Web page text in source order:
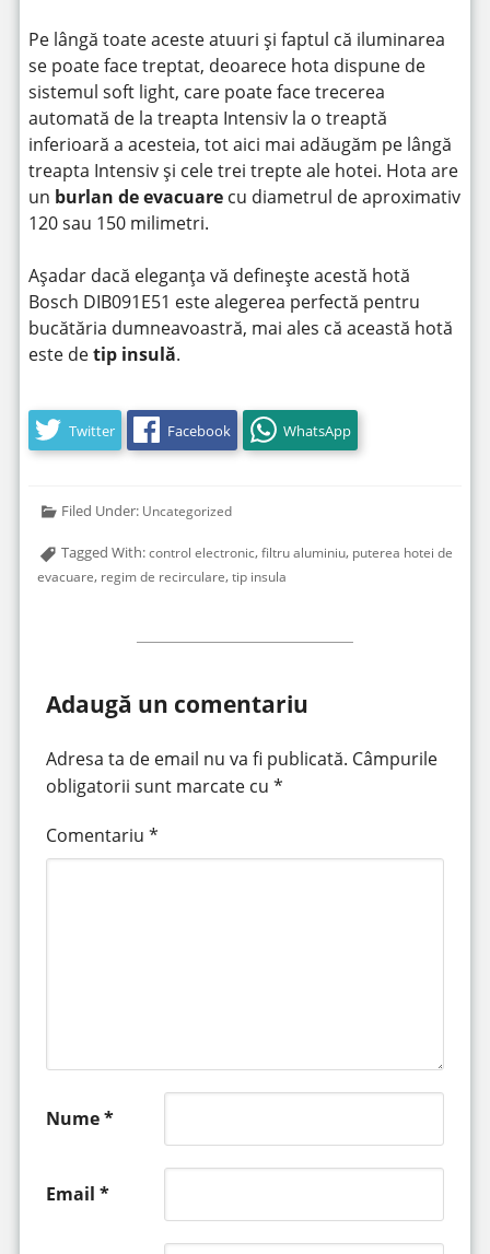
Pe lângă toate aceste atuuri și faptul că iluminarea
se poate face treptat, deoarece hota dispune de
sistemul soft light, care poate face trecerea
automată de la treapta Intensiv la o treaptă
inferioară a acesteia, tot aici mai adăugăm pe lângă
treapta Intensiv și cele trei trepte ale hotei. Hota are
un burlan de evacuarecu diametrul de aproximativ
120 sau 150 milimetri.
Așadar dacă eleganța vă definește acestă hotă
Bosch DIB091E51 este alegerea perfectă pentru
bucătăria dumneavoastră, mai ales că această hotă
este detip insulă.
Twitter Facebook WhatsApp
Filed Under: Uncategorized
Tagged With:control electronic,filtru aluminiu, puterea hotei de
evacuare, regim de recirculare,tip insula
Adaugă un comentariu
Adresa ta de email nu va fi publicată. Câmpurile
obligatorii sunt marcate cu *
Comentariu *
Nume*
Email *